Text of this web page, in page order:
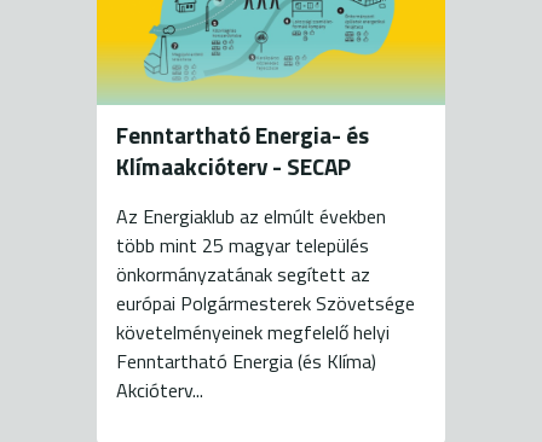
Fenntartható Energia- és
Klímaakcióterv - SECAP
Az Energiaklub az elmúlt években
több mint 25 magyar település
önkormányzatának segített az
európai Polgármesterek Szövetsége
követelményeinek megfelelő helyi
Fenntartható Energia (és Klíma)
Akcióterv...